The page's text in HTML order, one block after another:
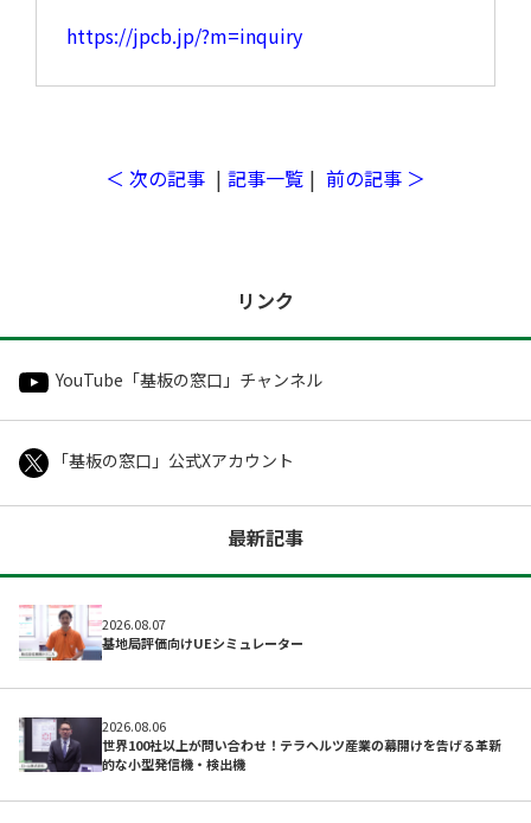
求人
https://jpcb.jp/?m=inquiry
＜ 次の記事 | 記事一覧 | 前の記事 ＞
リンク
YouTube「基板の窓口」チャンネル
「基板の窓口」公式Xアカウント
最新記事
2026.08.07
基地局評価向けUEシミュレーター
2026.08.06
世界100社以上が問い合わせ！テラヘルツ産業の幕開けを告げる革新
的な小型発信機・検出機